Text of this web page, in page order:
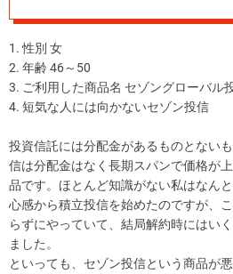
1. 性別 女
2. 年齢 46～50
3. ご利用した商品名 セゾングローバル
4. 短気な人には向かないセゾン投信
投資信託には分配金があるものとない
信は分配金はなく長期スパンで価格が
品です。ほとんど知識がない私はなん
心感から積立投信を始めたのですが、
らずにやっていて、結局解約時にはい
ました。
といっても、セゾン投信という商品が